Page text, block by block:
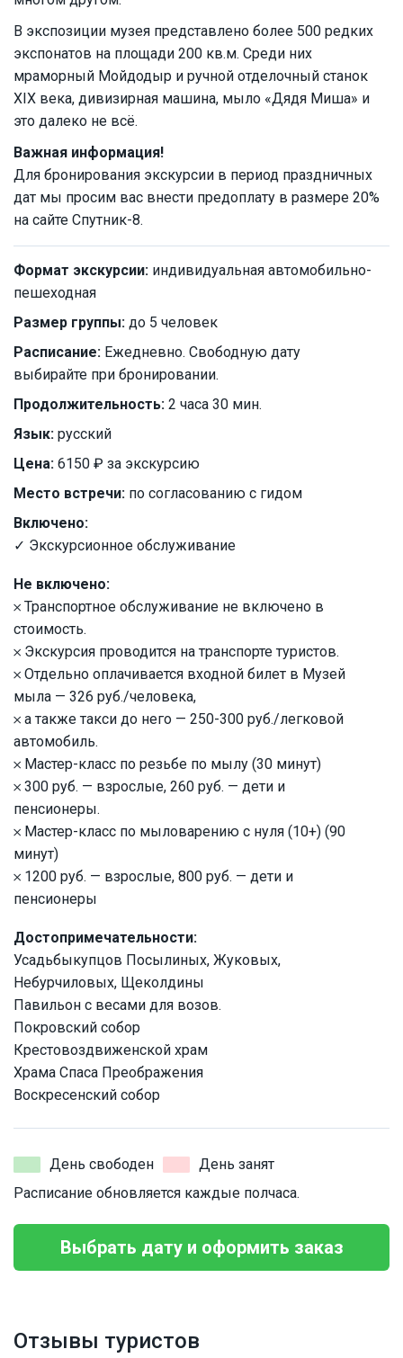
В экспозиции музея представлено более 500 редких
экспонатов на площади 200 кв.м. Среди них
мраморный Мойдодыр и ручной отделочный станок
XIX века, дивизирная машина, мыло «Дядя Миша» и
это далеко не всё.
Важная информация!
Для бронирования экскурсии в период праздничных
дат мы просим вас внести предоплату в размере 20%
на сайте Спутник-8.
Формат экскурсии: индивидуальная автомобильно-
пешеходная
Размер группы: до 5 человек
Расписание: Ежедневно. Свободную дату
выбирайте при бронировании.
Продолжительность: 2 часа 30 мин.
Язык: русский
Цена: 6150 ₽ за экскурсию
Место встречи: по согласованию с гидом
Включено:
✓ Экскурсионное обслуживание
Не включено:
𐄂 Транспортное обслуживание не включено в
стоимость.
𐄂 Экскурсия проводится на транспорте туристов.
𐄂 Отдельно оплачивается входной билет в Музей
мыла — 326 руб./человека,
𐄂 а также такси до него — 250-300 руб./легковой
автомобиль.
𐄂 Мастер-класс по резьбе по мылу (30 минут)
𐄂 300 руб. — взрослые, 260 руб. — дети и
пенсионеры.
𐄂 Мастер-класс по мыловарению с нуля (10+) (90
минут)
𐄂 1200 руб. — взрослые, 800 руб. — дети и
пенсионеры
Достопримечательности:
Усадьбыкупцов Посылиных, Жуковых,
Небурчиловых, Щеколдины
Павильон с весами для возов.
Покровский собор
Крестовоздвиженской храм
Храма Спаса Преображения
Воскресенский собор
День свободен
День занят
Расписание обновляется каждые полчаса.
Выбрать дату и оформить заказ
Отзывы туристов